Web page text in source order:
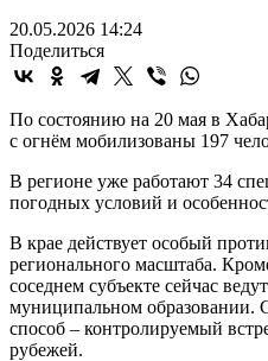
20.05.2026 14:24
Поделиться
По состоянию на 20 мая в
с огнём мобилизованы 197
В регионе уже работают 34
погодных условий и
В крае действует особый
регионального масштаба.
соседнем субъекте сейчас
муниципальном образовании.
способ – контролируемый
рубежей.